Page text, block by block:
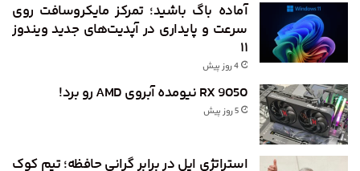
آماده باگ باشید؛ تمرکز مایکروسافت روی
سرعت و پایداری در آپدیت‌های جدید ویندوز
۱۱
4 روز پیش
RX 9050 نیومده آبروی AMD رو برد!
5 روز پیش
استراتژی اپل در برابر گرانی حافظه؛ تیم کوک